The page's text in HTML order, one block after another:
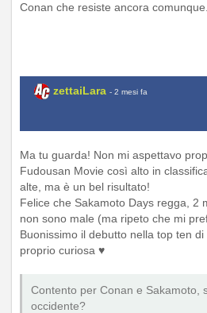
Conan che resiste ancora comunque.
zettaiLara - 2 mesi fa
Ma tu guarda! Non mi aspettavo
Fudousan Movie così alto in
alte, ma è un bel risultato!
Felice che Sakamoto Days regga, 2
non sono male (ma ripeto che mi
Buonissimo il debutto nella top ten
proprio curiosa ♥
Contento per Conan e Sakamoto,
occidente?